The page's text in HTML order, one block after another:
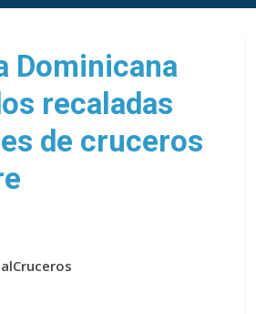
Dominicana
recaladas
de cruceros